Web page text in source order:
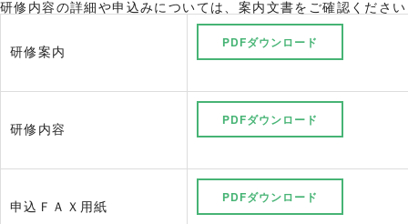
研修内容の詳細や申込みについては、案内文書をご確認くださ
研修案内
PDFダウンロード
研修内容
PDFダウンロード
申込ＦＡＸ用紙
PDFダウンロード